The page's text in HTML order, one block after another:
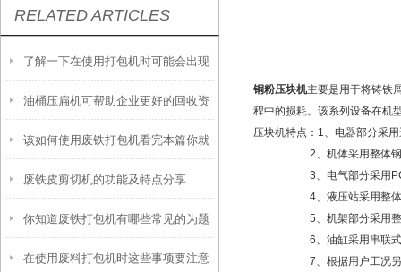
RELATED ARTICLES
了解一下在使用打包机时可能会出现
的故障及处理方法
油桶压扁机可帮助企业更好的回收资
源并加以利用
该如何使用废铁打包机看完本篇你就
知道了
废铁皮剪切机的功能及特点分享
你知道废铁打包机有哪些常见的为题
么？
在使用废料打包机时这些事项要注意
铜粉压块机主要是用于将铸铁
程中的损耗。该系列设备在机
压块机特点：1、电器部分采
2、机体采用整体钢结构
3、电气部分采用PC控
4、液压站采用整体式阀
5、机架部分采用整体铸
6、油缸采用串联式油缸
7、根据用户工况另带螺